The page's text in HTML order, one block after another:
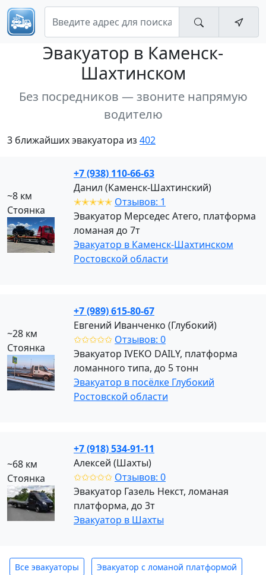
Эвакуатор в Каменск-
Шахтинском
Без посредников — звоните напрямую
водителю
3 ближайших эвакуатора из 402
~8 км
Стоянка
+7 (938) 110-66-63
Данил (Каменск-Шахтинский)
✭✭✭✭✭ Отзывов: 1
Эвакуатор Мерседес Атего, платформа
ломаная до 7т
Эвакуатор в Каменск-Шахтинском
Ростовской области
~28 км
Стоянка
+7 (989) 615-80-67
Евгений Иванченко (Глубокий)
✩✩✩✩✩ Отзывов: 0
Эвакуатор IVEKO DAILY, платформа
ломанного типа, до 5 тонн
Эвакуатор в посёлке Глубокий
Ростовской области
~68 км
Стоянка
+7 (918) 534-91-11
Алексей (Шахты)
✩✩✩✩✩ Отзывов: 0
Эвакуатор Газель Некст, ломаная
платформа, до 3т
Эвакуатор в Шахты
Все эвакуаторы Эвакуатор с ломаной платформой